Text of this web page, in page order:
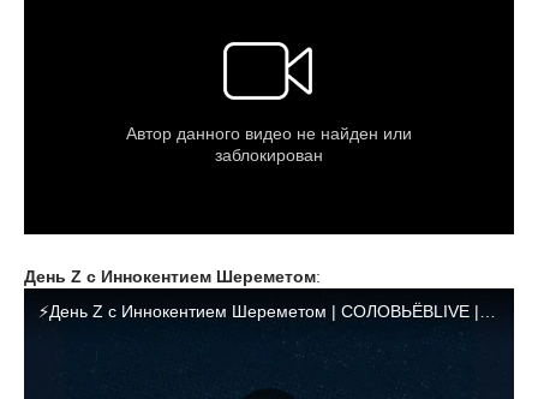
День Z с Иннокентием Шереметом: